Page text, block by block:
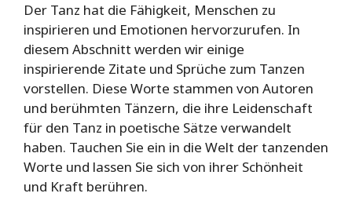
Der Tanz hat die Fähigkeit, Menschen zu
inspirieren und Emotionen hervorzurufen. In
diesem Abschnitt werden wir einige
inspirierende Zitate und Sprüche zum Tanzen
vorstellen. Diese Worte stammen von Autoren
und berühmten Tänzern, die ihre Leidenschaft
für den Tanz in poetische Sätze verwandelt
haben. Tauchen Sie ein in die Welt der tanzenden
Worte und lassen Sie sich von ihrer Schönheit
und Kraft berühren.